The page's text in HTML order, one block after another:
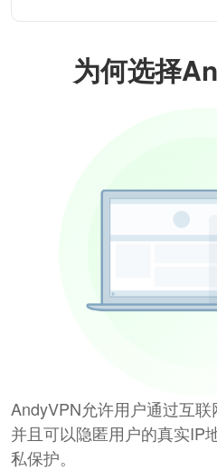
为何选择
AndyVPN允许用户通过互联
并且可以隐匿用户的真实IP
私保护。